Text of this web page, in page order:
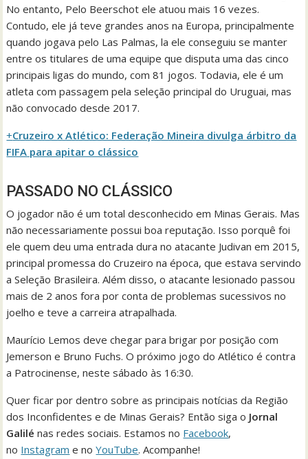
No entanto, Pelo Beerschot ele atuou mais 16 vezes.
Contudo, ele já teve grandes anos na Europa, principalmente
quando jogava pelo Las Palmas, la ele conseguiu se manter
entre os titulares de uma equipe que disputa uma das cinco
principais ligas do mundo, com 81 jogos. Todavia, ele é um
atleta com passagem pela seleção principal do Uruguai, mas
não convocado desde 2017.
+Cruzeiro x Atlético: Federação Mineira divulga árbitro da
FIFA para apitar o clássico
PASSADO NO CLÁSSICO
O jogador não é um total desconhecido em Minas Gerais. Mas
não necessariamente possui boa reputação. Isso porquê foi
ele quem deu uma entrada dura no atacante Judivan em 2015,
principal promessa do Cruzeiro na época, que estava servindo
a Seleção Brasileira. Além disso, o atacante lesionado passou
mais de 2 anos fora por conta de problemas sucessivos no
joelho e teve a carreira atrapalhada.
Maurício Lemos deve chegar para brigar por posição com
Jemerson e Bruno Fuchs. O próximo jogo do Atlético é contra
a Patrocinense, neste sábado às 16:30.
Quer ficar por dentro sobre as principais notícias da Região
dos Inconfidentes e de Minas Gerais? Então siga o Jornal
Galilé nas redes sociais. Estamos no Facebook,
no Instagram e noYouTube. Acompanhe!